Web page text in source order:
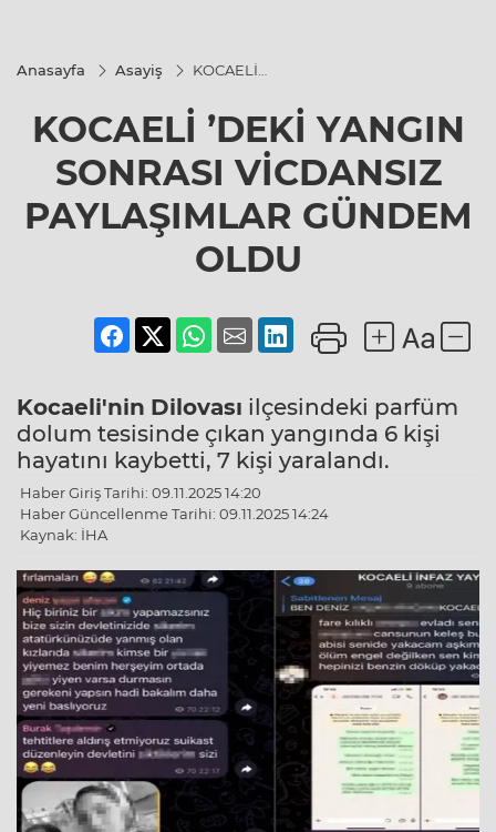
Anasayfa Asayiş
KOCAELİ
SONRASI
VİCDANSIZ
PAYLAŞIMLAR
GÜNDEM
OLDU
KOCAELİ ’DEKİ YANGIN
SONRASI VİCDANSIZ
PAYLAŞIMLAR GÜNDEM
OLDU
Kocaeli'nin Dilovası ilçesindeki parfüm
dolum tesisinde çıkan yangında 6 kişi
hayatını kaybetti, 7 kişi yaralandı.
Haber Giriş Tarihi: 09.11.2025 14:20
Haber Güncellenme Tarihi: 09.11.2025 14:24
Kaynak: İHA